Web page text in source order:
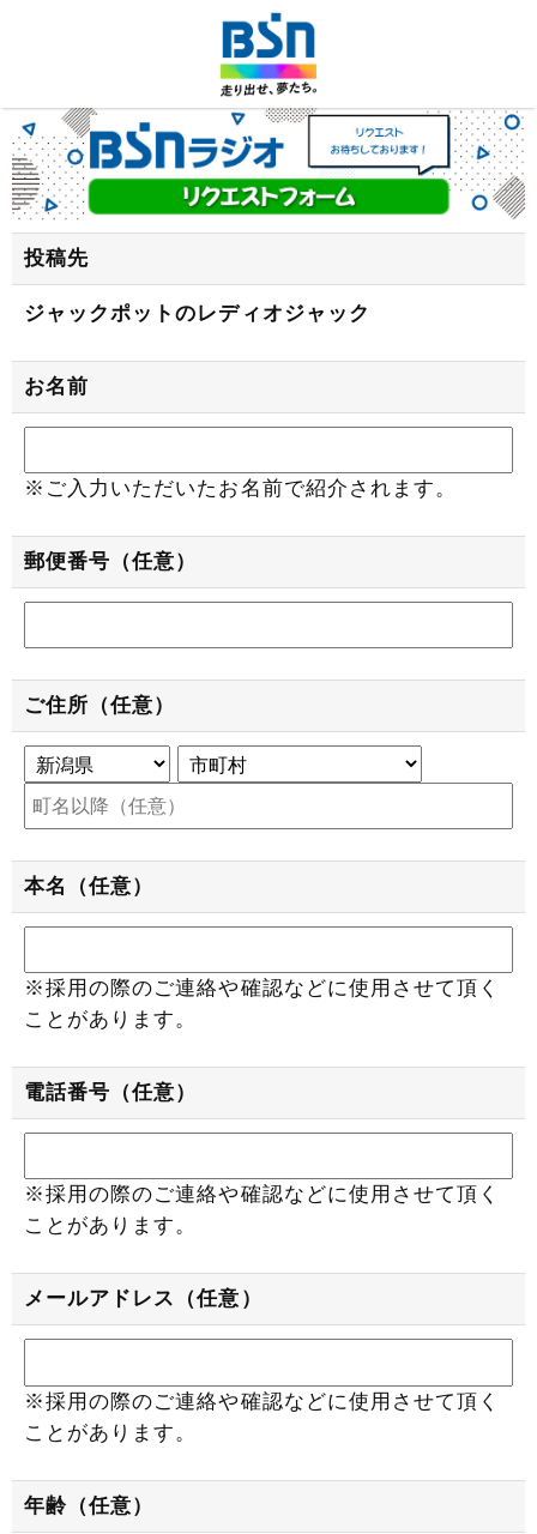
投稿先
ジャックポットのレディオジャック
お名前
※ご入力いただいたお名前で紹介されます。
郵便番号（任意）
ご住所（任意）
本名（任意）
※採用の際のご連絡や確認などに使用させて頂く
ことがあります。
電話番号（任意）
※採用の際のご連絡や確認などに使用させて頂く
ことがあります。
メールアドレス（任意）
※採用の際のご連絡や確認などに使用させて頂く
ことがあります。
年齢（任意）